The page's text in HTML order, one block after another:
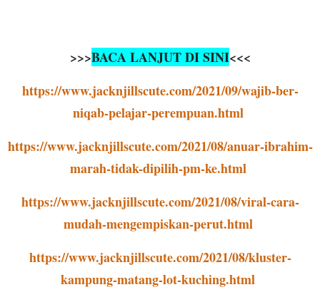
>>>BACA LANJUT DI SINI<<<
https://www.jacknjillscute.com/2021/09/wajib-ber-
niqab-pelajar-perempuan.html
https://www.jacknjillscute.com/2021/08/anuar-ibrahim-
marah-tidak-dipilih-pm-ke.html
https://www.jacknjillscute.com/2021/08/viral-cara-
mudah-mengempiskan-perut.html
https://www.jacknjillscute.com/2021/08/kluster-
kampung-matang-lot-kuching.html